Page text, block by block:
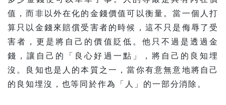
值，而非以外在化的金錢價值可以衡量。當一個人打
算只以金錢來賠償受害者的時候，這不只是侮辱了受
害者，更是將自己的價值貶低。他只不過是透過金
錢，讓自己的「良心好過一點」，將自己的良知埋
沒。良知也是人的本質之一，當你有意無意地將自己
的良知埋沒，也等同於作為「人」的一部分消除。